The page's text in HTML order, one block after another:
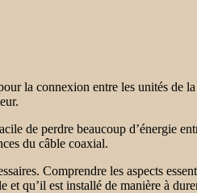
la connexion entre les unités de
de perdre beaucoup d’énergie
du câble coaxial.
Comprendre les aspects
qu’il est installé de manière à